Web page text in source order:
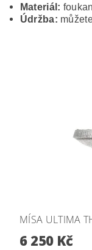
Materiál:
Údržba:
MÍSA ULTIMA
6 250 Kč